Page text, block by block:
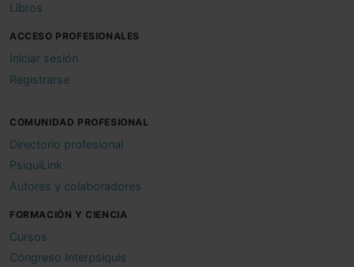
Libros
ACCESO PROFESIONALES
Iniciar sesión
Registrarse
COMUNIDAD PROFESIONAL
Directorio profesional
PsiquiLink
Autores y colaboradores
FORMACIÓN Y CIENCIA
Cursos
Congreso Interpsiquis